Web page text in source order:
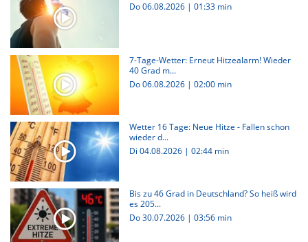
Do 06.08.2026 | 01:33 min
7-Tage-Wetter: Erneut Hitzealarm! Wieder
40 Grad m...
Do 06.08.2026 | 02:00 min
Wetter 16 Tage: Neue Hitze - Fallen schon
wieder d...
Di 04.08.2026 | 02:44 min
Bis zu 46 Grad in Deutschland? So heiß wird
es 205...
Do 30.07.2026 | 03:56 min